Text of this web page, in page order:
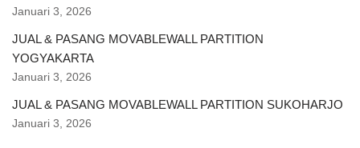
Januari 3, 2026
JUAL & PASANG MOVABLEWALL PARTITION
YOGYAKARTA
Januari 3, 2026
JUAL & PASANG MOVABLEWALL PARTITION SUKOHARJO
Januari 3, 2026